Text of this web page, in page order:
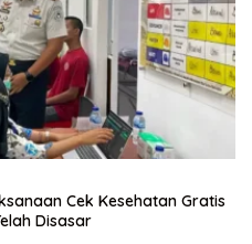
Cek Kesehatan Gratis
Disasar